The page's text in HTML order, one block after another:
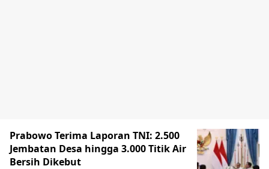
Prabowo Terima Laporan TNI: 2.500
Jembatan Desa hingga 3.000 Titik Air
Bersih Dikebut